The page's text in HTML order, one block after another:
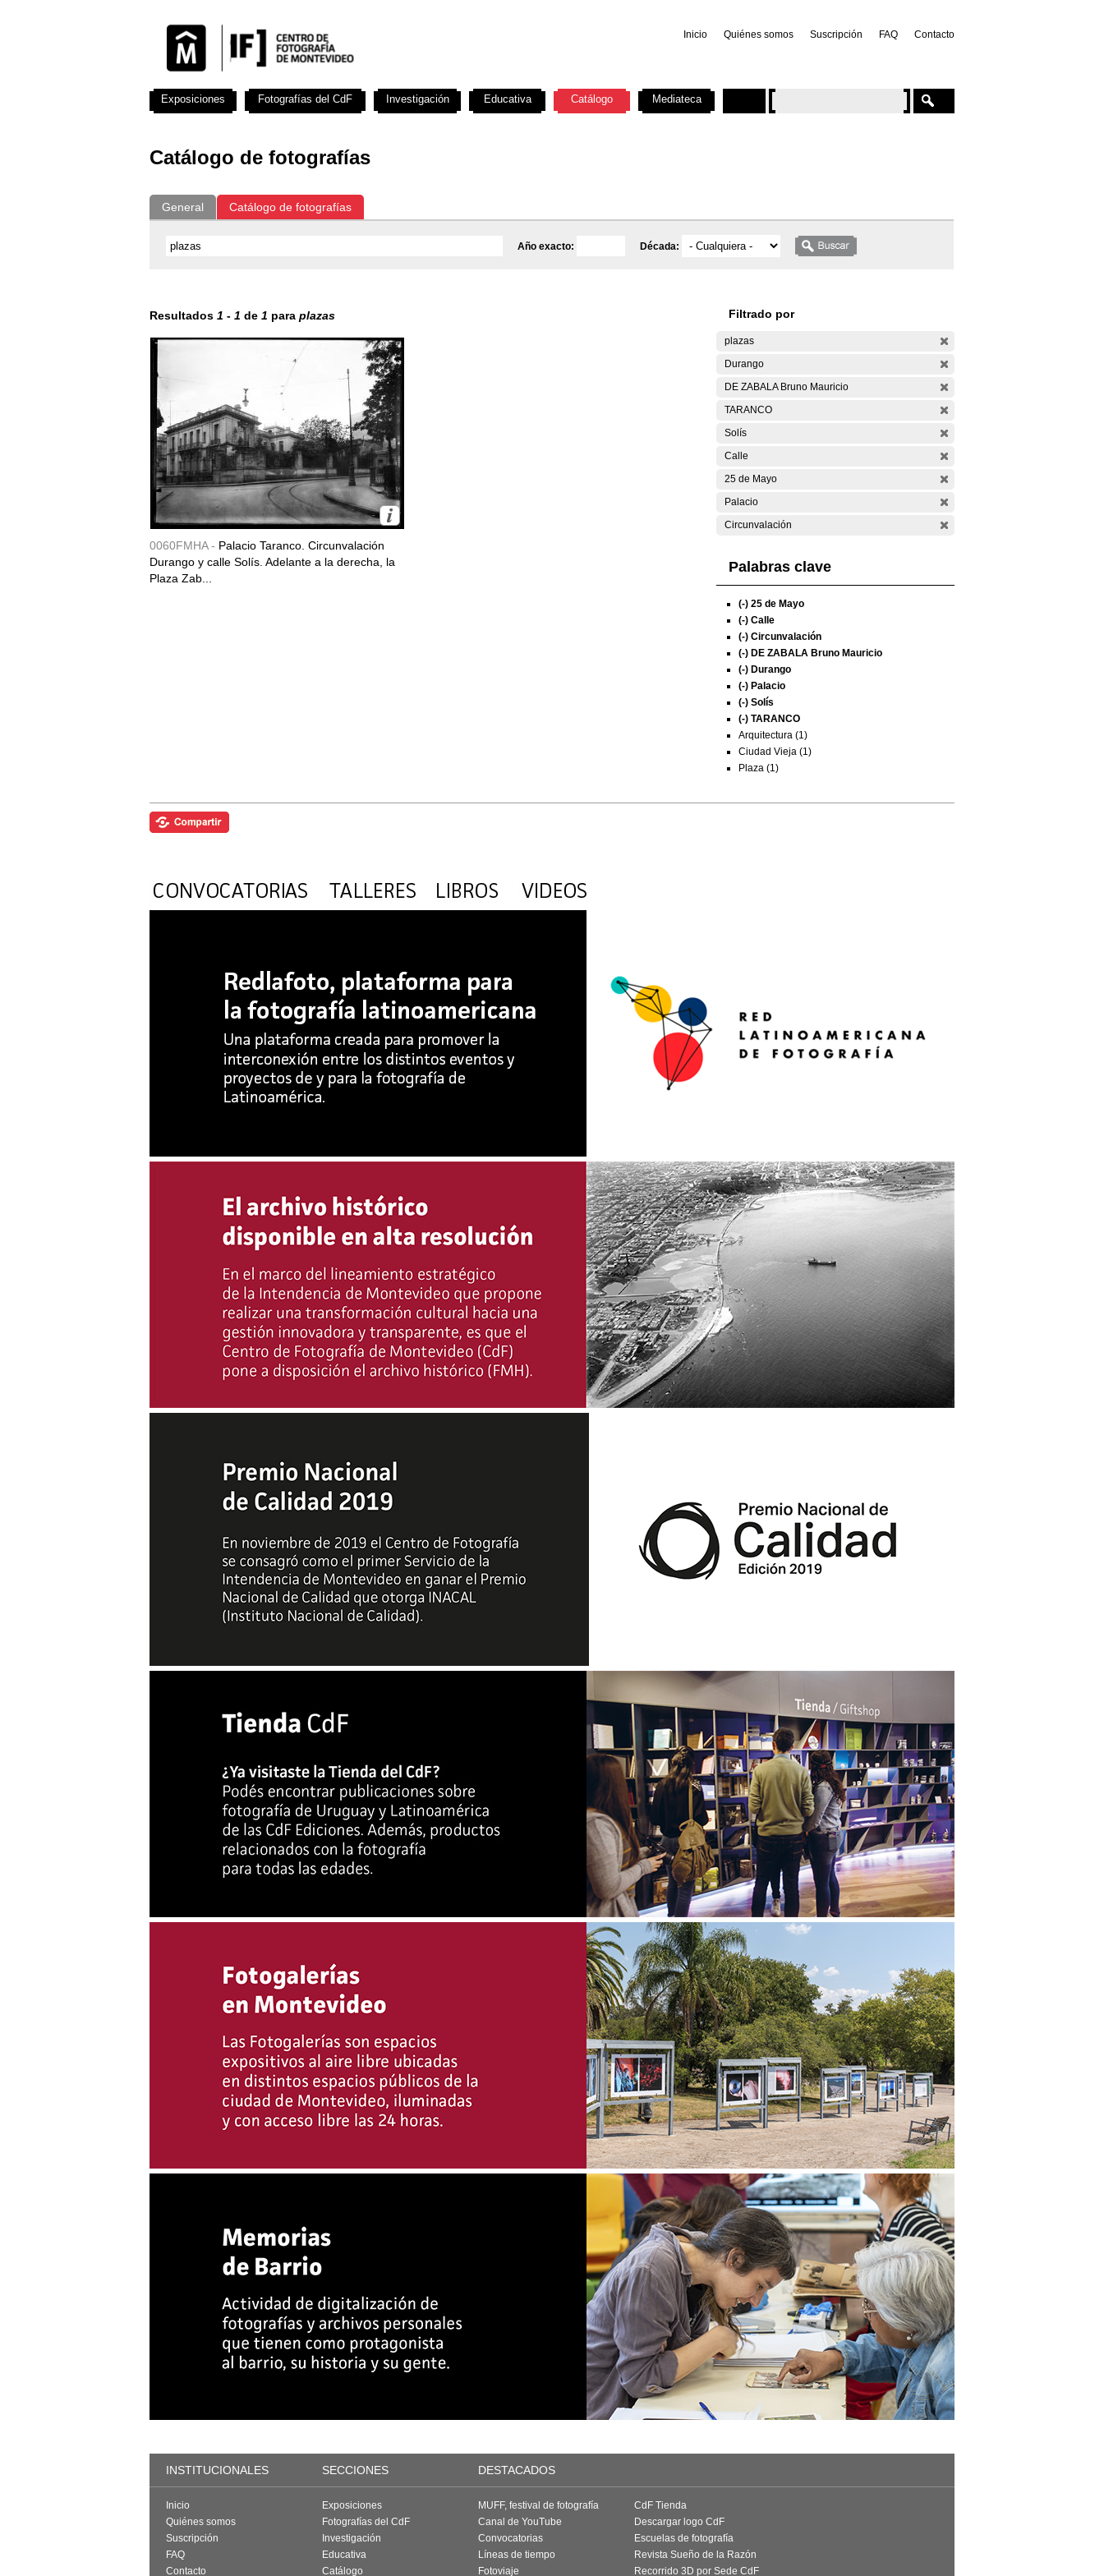
Inicio Quiénes somos Suscripción FAQ Contacto
Catálogo de fotografías
General Catálogo de fotografías
Año exacto: Década:
Resultados 1 - 1 de 1 para plazas
0060FMHA - Palacio Taranco. Circunvalación
Durango y calle Solís. Adelante a la derecha, la
Plaza Zab...
Filtrado por
plazas
Durango
DE ZABALA Bruno Mauricio
TARANCO
Solís
Calle
25 de Mayo
Palacio
Circunvalación
Palabras clave
(-) 25 de Mayo
(-) Calle
(-) Circunvalación
(-) DE ZABALA Bruno Mauricio
(-) Durango
(-) Palacio
(-) Solís
(-) TARANCO
Arquitectura (1)
Ciudad Vieja (1)
Plaza (1)
Exposiciones Fotografías del CdF Investigación Educativa Catálogo Mediateca
INSTITUCIONALES SECCIONES DESTACADOS
Inicio
Quiénes somos
Suscripción
FAQ
Contacto
Exposiciones
Fotografías del CdF
Investigación
Educativa
Catálogo
MUFF, festival de fotografía
Canal de YouTube
Convocatorias
Líneas de tiempo
Fotoviaje
CdF Tienda
Descargar logo CdF
Escuelas de fotografía
Revista Sueño de la Razón
Recorrido 3D por Sede CdF